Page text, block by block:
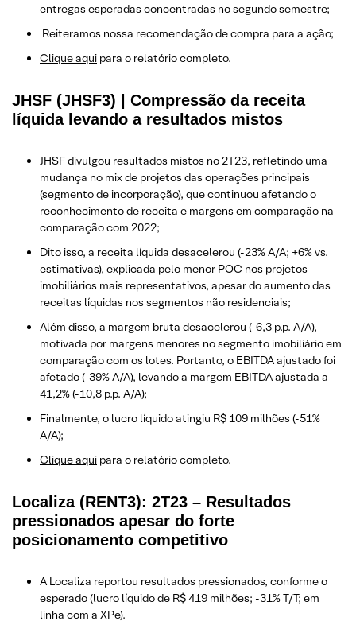
entregas esperadas concentradas no segundo semestre;
Reiteramos nossa recomendação de compra para a ação;
Clique aqui para o relatório completo.
JHSF (JHSF3) | Compressão da receita
líquida levando a resultados mistos
JHSF divulgou resultados mistos no 2T23, refletindo uma
mudança no mix de projetos das operações principais
(segmento de incorporação), que continuou afetando o
reconhecimento de receita e margens em comparação na
comparação com 2022;
Dito isso, a receita líquida desacelerou (-23% A/A; +6% vs.
estimativas), explicada pelo menor POC nos projetos
imobiliários mais representativos, apesar do aumento das
receitas líquidas nos segmentos não residenciais;
Além disso, a margem bruta desacelerou (-6,3 p.p. A/A),
motivada por margens menores no segmento imobiliário em
comparação com os lotes. Portanto, o EBITDA ajustado foi
afetado (-39% A/A), levando a margem EBITDA ajustada a
41,2% (-10,8 p.p. A/A);
Finalmente, o lucro líquido atingiu R$ 109 milhões (-51%
A/A);
Clique aqui para o relatório completo.
Localiza (RENT3): 2T23 – Resultados
pressionados apesar do forte
posicionamento competitivo
A Localiza reportou resultados pressionados, conforme o
esperado (lucro líquido de R$ 419 milhões; -31% T/T; em
linha com a XPe).